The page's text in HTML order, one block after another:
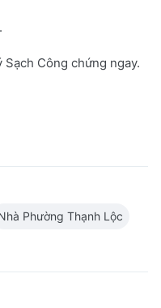
Công chứng ngay.
Phường Thạnh Lộc